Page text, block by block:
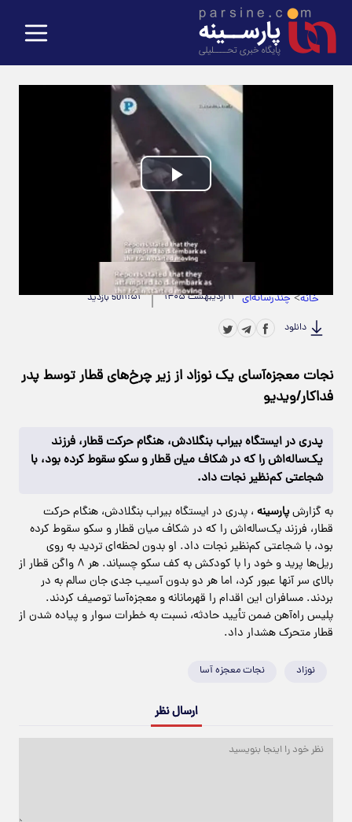
Play
Video
حجم ویدیو: 7.57M |مدت زمان ویدیو: 00:00:31
خانه>چندرسانه‌ای ۱۱ اردیبهشت ۱۴۰۵ ۱۱:۵۱50 بازدید
دانلود
نجات معجزه‌آسای یک نوزاد از زیر چرخ‌های قطار توسط پدر
فداکار/ویدیو
پدری در ایستگاه بیراب بنگلادش، هنگام حرکت قطار، فرزند
یک‌ساله‌اش را که در شکاف میان قطار و سکو سقوط کرده بود، با
شجاعتی کم‌نظیر نجات داد.
به گزارشپارسینه ، پدری در ایستگاه بیراب بنگلادش، هنگام حرکت
قطار، فرزند یک‌ساله‌اش را که در شکاف میان قطار و سکو سقوط کرده
بود، با شجاعتی کم‌نظیر نجات داد. او بدون لحظه‌ای تردید به روی
ریل‌ها پرید و خود را با کودکش به کف سکو چسباند. هر ۸ واگن قطار از
بالای سر آنها عبور کرد، اما هر دو بدون آسیب جدی جان سالم به در
بردند. مسافران این اقدام را قهرمانانه و معجزه‌آسا توصیف کردند.
پلیس راه‌آهن ضمن تأیید حادثه، نسبت به خطرات سوار و پیاده شدن از
قطار متحرک هشدار داد.
نوزاد نجات معجزه آسا
ارسال نظر